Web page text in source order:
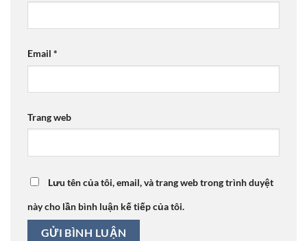
Email *
Trang web
Lưu tên của tôi, email, và trang web trong trình duyệt
này cho lần bình luận kế tiếp của tôi.